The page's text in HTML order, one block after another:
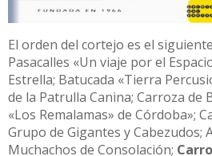
El orden del cortejo es el
Pasacalles «Un viaje por el
Estrella; Batucada «Tierra
de la Patrulla Canina; Carroza de
«Los Remalamas» de Córdoba»;
Grupo de Gigantes y Cabezudos;
Muchachos de Consolación;